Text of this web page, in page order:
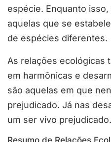
espécie. Enquanto
aquelas que se
de espécies diferentes.
As relações ecológicas
em harmônicas e
são aquelas em que
prejudicado. Já nas
um ser vivo prejudicado.